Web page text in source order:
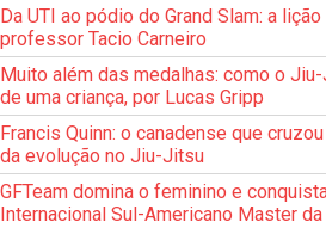
Da UTI ao pódio do Grand Slam: a
professor Tacio Carneiro
Muito além das medalhas: como o
de uma criança, por Lucas Gripp
Francis Quinn: o canadense que
da evolução no Jiu-Jitsu
GFTeam domina o feminino e
Internacional Sul-Americano Master